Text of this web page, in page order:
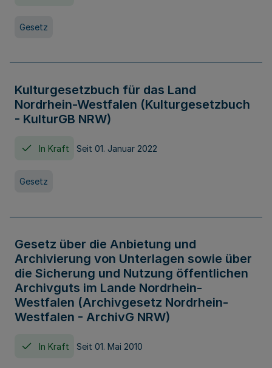
Gesetz
Kulturgesetzbuch für das Land
Nordrhein-Westfalen (Kulturgesetzbuch
- KulturGB NRW)
In Kraft Seit 01. Januar 2022
Gesetz
Gesetz über die Anbietung und
Archivierung von Unterlagen sowie über
die Sicherung und Nutzung öffentlichen
Archivguts im Lande Nordrhein-
Westfalen (Archivgesetz Nordrhein-
Westfalen - ArchivG NRW)
In Kraft Seit 01. Mai 2010